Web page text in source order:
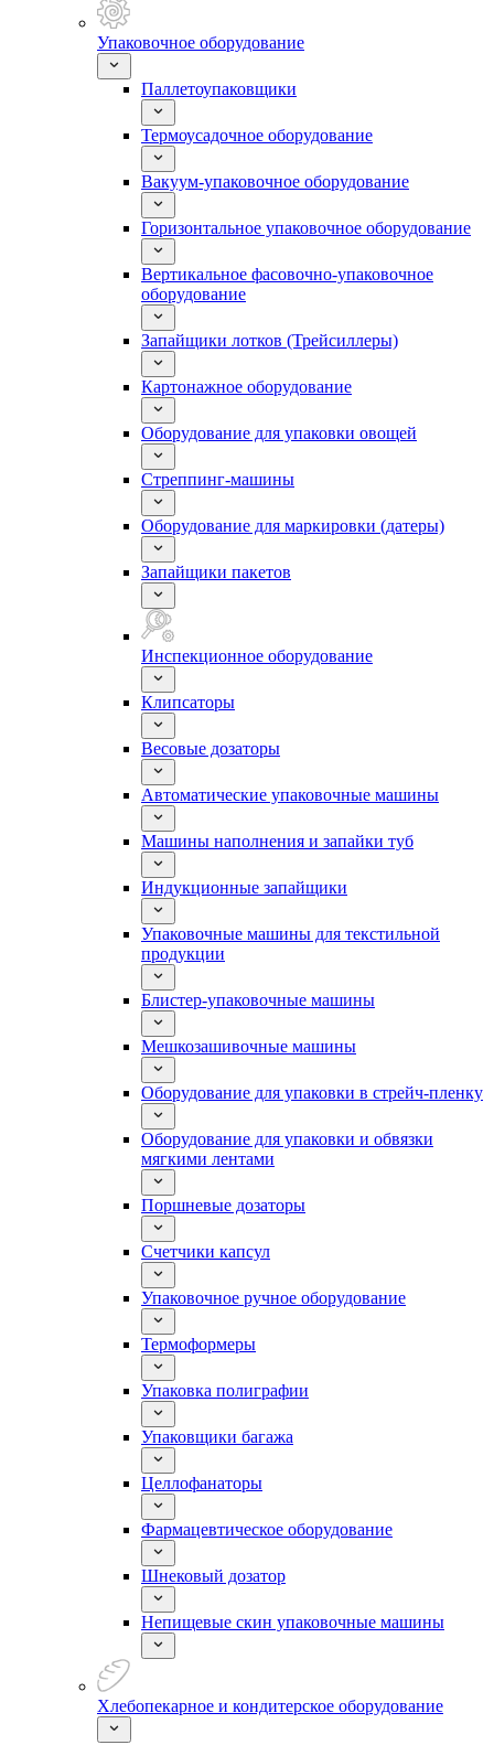
Упаковочное оборудование
Паллетоупаковщики
Термоусадочное оборудование
Вакуум-упаковочное оборудование
Горизонтальное упаковочное оборудование
Вертикальное фасовочно-упаковочное
оборудование
Запайщики лотков (Трейсиллеры)
Картонажное оборудование
Оборудование для упаковки овощей
Стреппинг-машины
Оборудование для маркировки (датеры)
Запайщики пакетов
Инспекционное оборудование
Клипсаторы
Весовые дозаторы
Автоматические упаковочные машины
Машины наполнения и запайки туб
Индукционные запайщики
Упаковочные машины для текстильной
продукции
Блистер-упаковочные машины
Мешкозашивочные машины
Оборудование для упаковки в стрейч-пленку
Оборудование для упаковки и обвязки
мягкими лентами
Поршневые дозаторы
Счетчики капсул
Упаковочное ручное оборудование
Термоформеры
Упаковка полиграфии
Упаковщики багажа
Целлофанаторы
Фармацевтическое оборудование
Шнековый дозатор
Непищевые скин упаковочные машины
Хлебопекарное и кондитерское оборудование